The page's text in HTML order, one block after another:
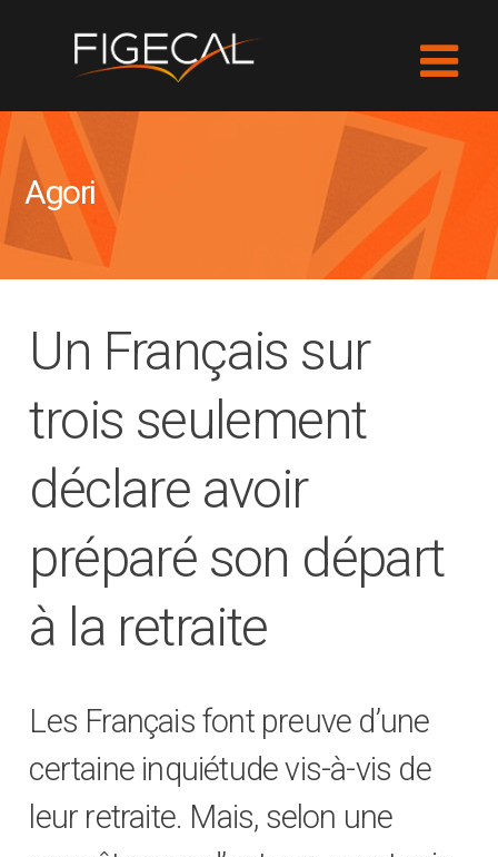
Agori
Un Français sur
trois seulement
déclare avoir
préparé son départ
à la retraite
Les Français font preuve d’une
certaine inquiétude vis-à-vis de
leur retraite. Mais, selon une